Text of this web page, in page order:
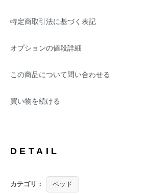
特定商取引法に基づく表記
オプションの値段詳細
この商品について問い合わせる
買い物を続ける
DETAIL
カテゴリ： ベッド